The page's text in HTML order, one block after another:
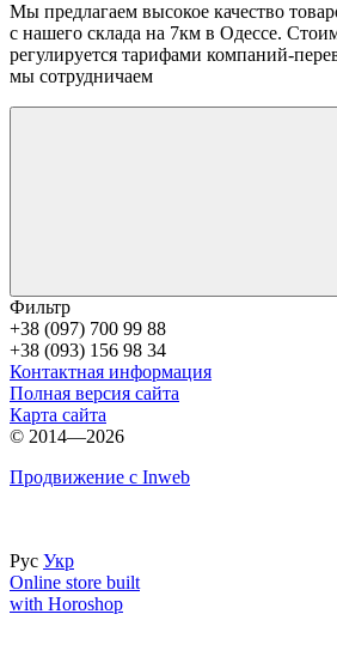
Мы предлагаем высокое качество
с нашего склада на 7км в Одессе.
регулируется тарифами компаний-
мы сотрудничаем
Фильтр
+38 (097) 700 99 88
+38 (093) 156 98 34
Контактная информация
Полная версия сайта
Карта сайта
© 2014—2026
Продвижение с Inweb
Рус Укр
Online store built
with Horoshop